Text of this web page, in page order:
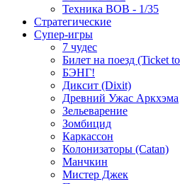
Техника ВОВ - 1/35
Стратегические
Супер-игры
7 чудес
Билет на поезд (Ticket
БЭНГ!
Диксит (Dixit)
Древний Ужас Аркхэма
Зельеварение
Зомбицид
Каркассон
Колонизаторы (Catan)
Манчкин
Мистер Джек